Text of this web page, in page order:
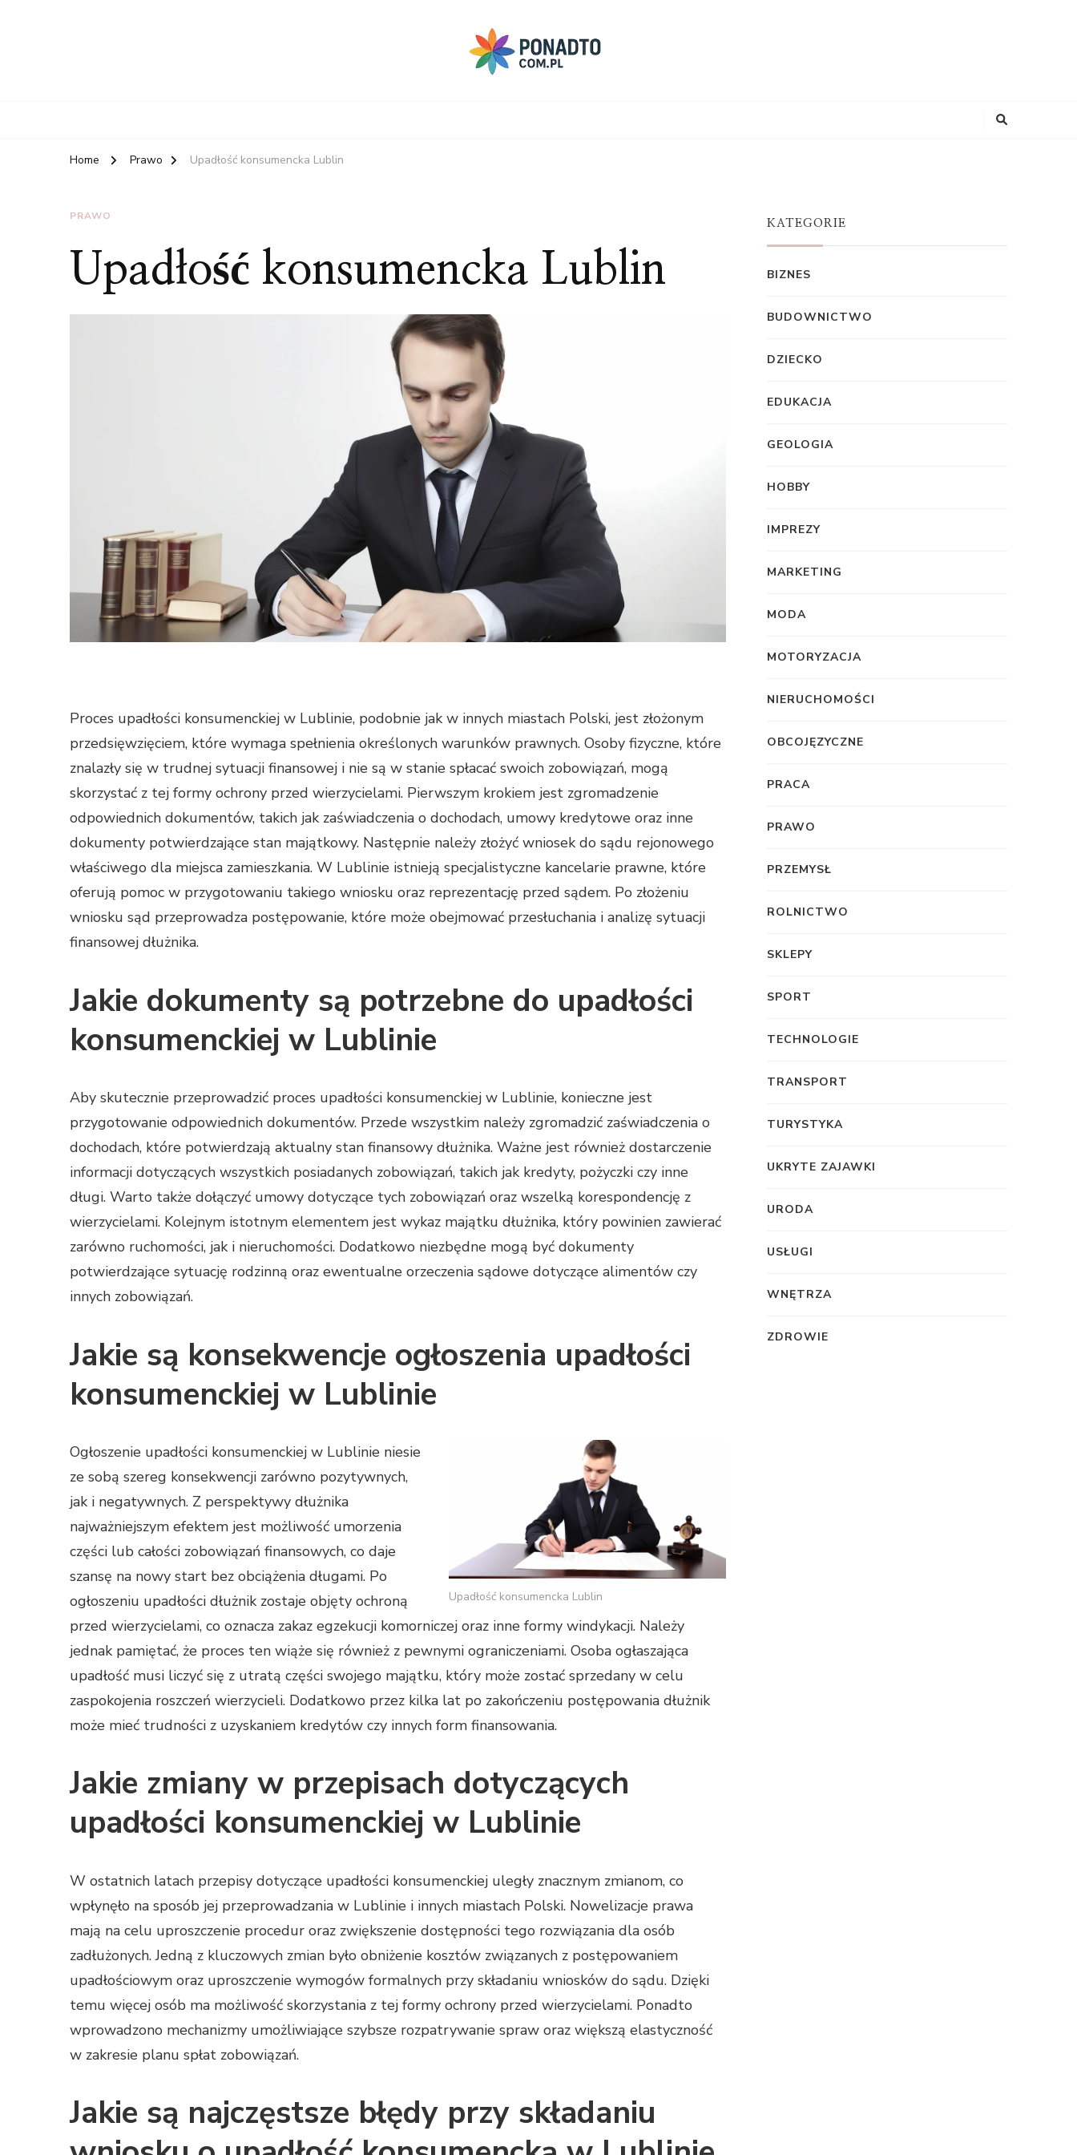
Home Prawo Upadłość konsumencka Lublin
PRAWO
Upadłość konsumencka Lublin
Proces upadłości konsumenckiej w Lublinie, podobnie jak w innych miastach Polski, jest złożonym
przedsięwzięciem, które wymaga spełnienia określonych warunków prawnych. Osoby fizyczne, które
znalazły się w trudnej sytuacji finansowej i nie są w stanie spłacać swoich zobowiązań, mogą
skorzystać z tej formy ochrony przed wierzycielami. Pierwszym krokiem jest zgromadzenie
odpowiednich dokumentów, takich jak zaświadczenia o dochodach, umowy kredytowe oraz inne
dokumenty potwierdzające stan majątkowy. Następnie należy złożyć wniosek do sądu rejonowego
właściwego dla miejsca zamieszkania. W Lublinie istnieją specjalistyczne kancelarie prawne, które
oferują pomoc w przygotowaniu takiego wniosku oraz reprezentację przed sądem. Po złożeniu
wniosku sąd przeprowadza postępowanie, które może obejmować przesłuchania i analizę sytuacji
finansowej dłużnika.
Jakie dokumenty są potrzebne do upadłości
konsumenckiej w Lublinie
Aby skutecznie przeprowadzić proces upadłości konsumenckiej w Lublinie, konieczne jest
przygotowanie odpowiednich dokumentów. Przede wszystkim należy zgromadzić zaświadczenia o
dochodach, które potwierdzają aktualny stan finansowy dłużnika. Ważne jest również dostarczenie
informacji dotyczących wszystkich posiadanych zobowiązań, takich jak kredyty, pożyczki czy inne
długi. Warto także dołączyć umowy dotyczące tych zobowiązań oraz wszelką korespondencję z
wierzycielami. Kolejnym istotnym elementem jest wykaz majątku dłużnika, który powinien zawierać
zarówno ruchomości, jak i nieruchomości. Dodatkowo niezbędne mogą być dokumenty
potwierdzające sytuację rodzinną oraz ewentualne orzeczenia sądowe dotyczące alimentów czy
innych zobowiązań.
Jakie są konsekwencje ogłoszenia upadłości
konsumenckiej w Lublinie
Upadłość konsumencka Lublin
Ogłoszenie upadłości konsumenckiej w Lublinie niesie
ze sobą szereg konsekwencji zarówno pozytywnych,
jak i negatywnych. Z perspektywy dłużnika
najważniejszym efektem jest możliwość umorzenia
części lub całości zobowiązań finansowych, co daje
szansę na nowy start bez obciążenia długami. Po
ogłoszeniu upadłości dłużnik zostaje objęty ochroną
przed wierzycielami, co oznacza zakaz egzekucji komorniczej oraz inne formy windykacji. Należy
jednak pamiętać, że proces ten wiąże się również z pewnymi ograniczeniami. Osoba ogłaszająca
upadłość musi liczyć się z utratą części swojego majątku, który może zostać sprzedany w celu
zaspokojenia roszczeń wierzycieli. Dodatkowo przez kilka lat po zakończeniu postępowania dłużnik
może mieć trudności z uzyskaniem kredytów czy innych form finansowania.
Jakie zmiany w przepisach dotyczących
upadłości konsumenckiej w Lublinie
W ostatnich latach przepisy dotyczące upadłości konsumenckiej uległy znacznym zmianom, co
wpłynęło na sposób jej przeprowadzania w Lublinie i innych miastach Polski. Nowelizacje prawa
mają na celu uproszczenie procedur oraz zwiększenie dostępności tego rozwiązania dla osób
zadłużonych. Jedną z kluczowych zmian było obniżenie kosztów związanych z postępowaniem
upadłościowym oraz uproszczenie wymogów formalnych przy składaniu wniosków do sądu. Dzięki
temu więcej osób ma możliwość skorzystania z tej formy ochrony przed wierzycielami. Ponadto
wprowadzono mechanizmy umożliwiające szybsze rozpatrywanie spraw oraz większą elastyczność
w zakresie planu spłat zobowiązań.
Jakie są najczęstsze błędy przy składaniu
KATEGORIE
BIZNES
BUDOWNICTWO
DZIECKO
EDUKACJA
GEOLOGIA
HOBBY
IMPREZY
MARKETING
MODA
MOTORYZACJA
NIERUCHOMOŚCI
OBCOJĘZYCZNE
PRACA
PRAWO
PRZEMYSŁ
ROLNICTWO
SKLEPY
SPORT
TECHNOLOGIE
TRANSPORT
TURYSTYKA
UKRYTE ZAJAWKI
URODA
USŁUGI
WNĘTRZA
ZDROWIE